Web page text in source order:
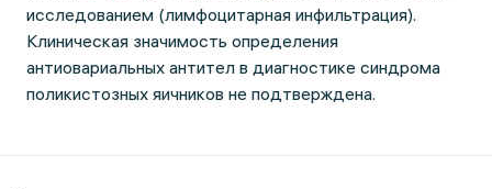
исследованием (лимфоцитарная инфильтрация).
Клиническая значимость определения
антиовариальных антител в диагностике синдрома
поликистозных яичников не подтверждена.